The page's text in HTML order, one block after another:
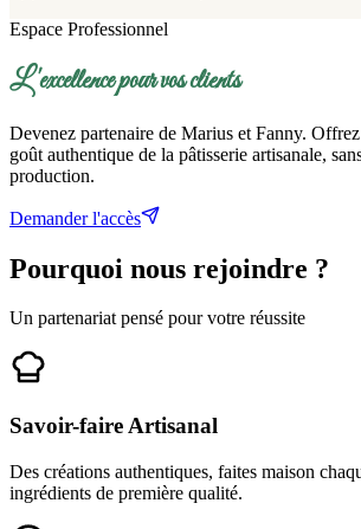
Espace Professionnel
L'excellence pour vos clients
Devenez partenaire de Marius et Fanny.
goût authentique de la pâtisserie artisanale,
production.
Demander l'accès
Pourquoi nous rejoindre ?
Un partenariat pensé pour votre réussite
Savoir-faire Artisanal
Des créations authentiques, faites maison
ingrédients de première qualité.